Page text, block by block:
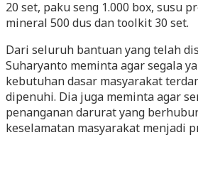
20 set, paku seng 1.000 box, susu
mineral 500 dus dan toolkit 30 set.
Dari seluruh bantuan yang telah
Suharyanto meminta agar segala
kebutuhan dasar masyarakat
dipenuhi. Dia juga meminta agar
penanganan darurat yang
keselamatan masyarakat menjadi